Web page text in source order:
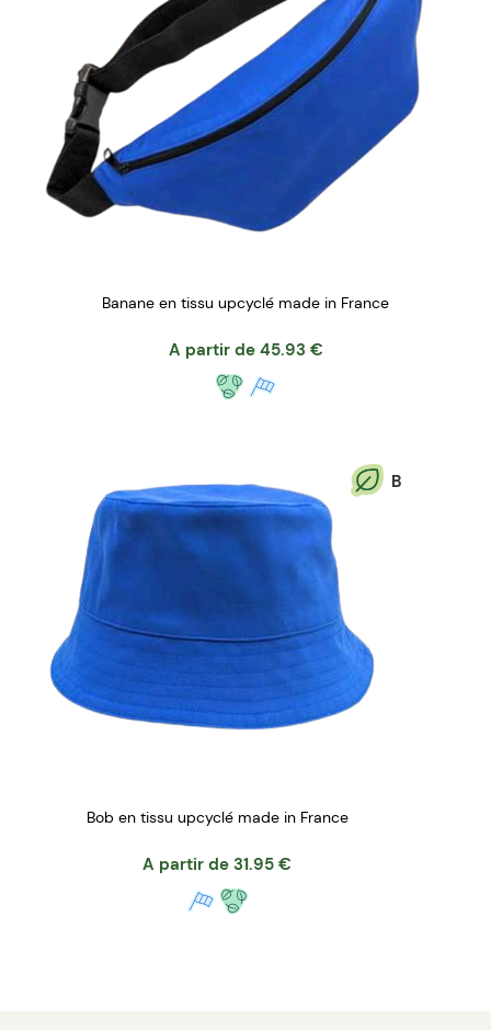
Banane en tissu upcyclé made in France
A partir de 45.93 €
B
Bob en tissu upcyclé made in France
A partir de 31.95 €